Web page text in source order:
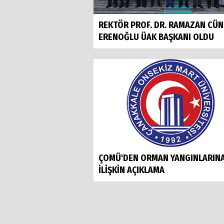
REKTÖR PROF. DR. RAMAZAN
ERENOĞLU ÜAK BAŞKANI OLDU
ÇOMÜ'DEN ORMAN
İLİŞKİN AÇIKLAMA